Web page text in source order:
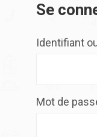
Se
Identifiant
Mot de